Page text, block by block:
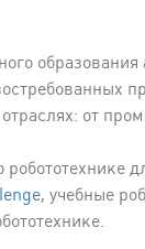
от
, учебные